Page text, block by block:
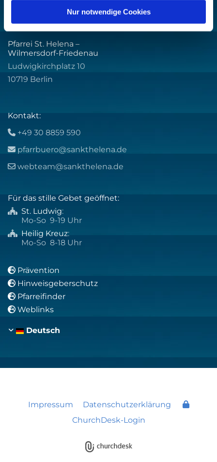
Nur notwendige Cookies
Pfarrei St. Helena –
Wilmersdorf-Friedenau
Ludwigkirchplatz 10
10719 Berlin
Kontakt:
 +49 30 8859 590
 pfarrbuero@sankthelena.de
 webteam@sankthelena.de
Für das stille Gebet geöffnet:
 St. Ludwig:
Mo-So 9-19 Uhr
 Heilig Kreuz:
Mo-So 8-18 Uhr
 Prävention
 Hinweisgeberschutz
 Pfarreifinder
 Weblinks
Deutsch
Impressum
Datenschutzerklärung
ChurchDesk-Login